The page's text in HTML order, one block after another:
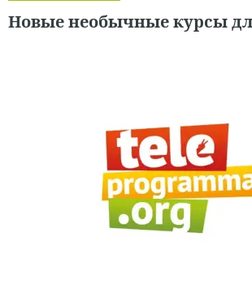
Новые необычные курсы